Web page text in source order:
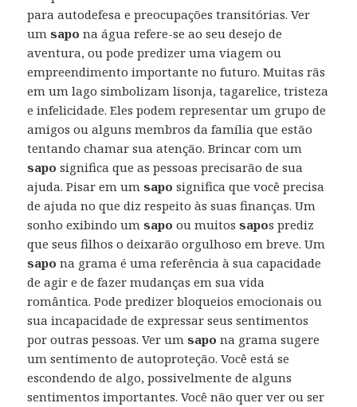
para autodefesa e preocupações transitórias. Ver
umsapo na água refere-se ao seu desejo de
aventura, ou pode predizer uma viagem ou
empreendimento importante no futuro. Muitas rãs
em um lago simbolizam lisonja, tagarelice, tristeza
e infelicidade. Eles podem representar um grupo de
amigos ou alguns membros da família que estão
tentando chamar sua atenção. Brincar com um
sapo significa que as pessoas precisarão de sua
ajuda. Pisar em umsapo significa que você precisa
de ajuda no que diz respeito às suas finanças. Um
sonho exibindo umsapo ou muitossapos prediz
que seus filhos o deixarão orgulhoso em breve. Um
sapo na grama é uma referência à sua capacidade
de agir e de fazer mudanças em sua vida
romântica. Pode predizer bloqueios emocionais ou
sua incapacidade de expressar seus sentimentos
por outras pessoas. Ver umsapo na grama sugere
um sentimento de autoproteção. Você está se
escondendo de algo, possivelmente de alguns
sentimentos importantes. Você não quer ver ou ser